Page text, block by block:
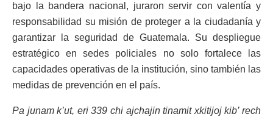
bajo la bandera nacional, juraron servir con valentía y
responsabilidad su misión de proteger a la ciudadanía y
garantizar la seguridad de Guatemala. Su despliegue
estratégico en sedes policiales no solo fortalece las
capacidades operativas de la institución, sino también las
medidas de prevención en el país.
Pa junam k’ut, eri 339 chi ajchajin tinamit xkitijoj kib’ rech